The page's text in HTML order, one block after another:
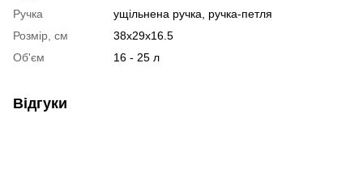
Ручка
ущільнена ручка, ручка-петля
Розмір, см
38x29x16.5
Об'єм
16 - 25 л
Відгуки